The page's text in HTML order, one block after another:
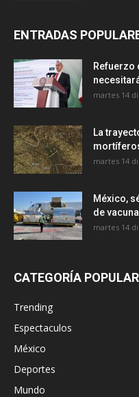
ENTRADAS
Refuerzo
martes 14
La
martes 14
México,
de
martes 14
CATEGORÍA POPULAR
Trending
Espectaculos
México
Deportes
Mundo